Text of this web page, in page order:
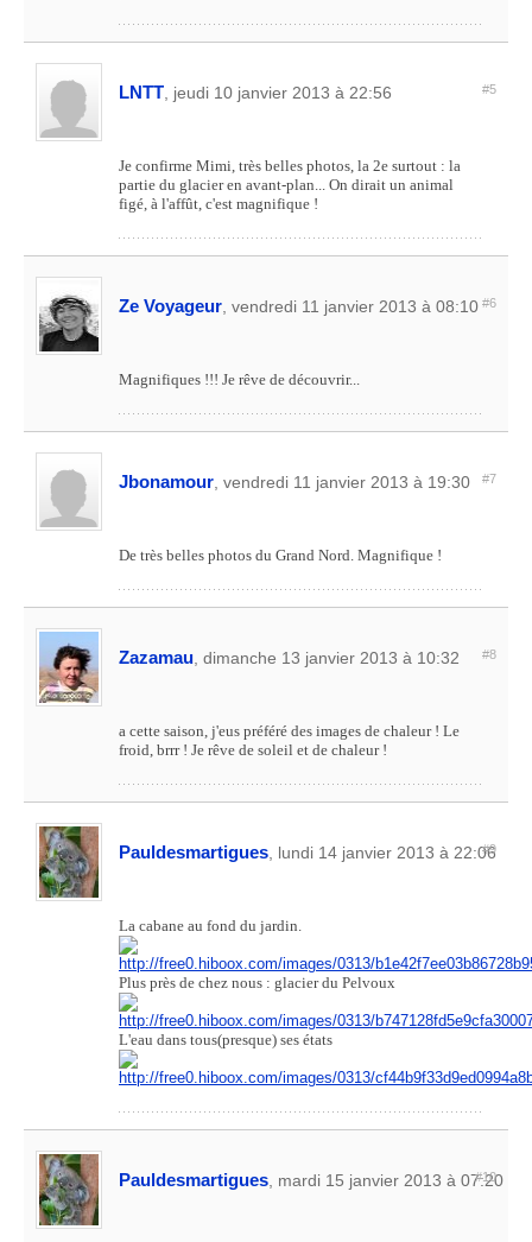
LNTT , jeudi 10 janvier 2013 à 22:56 #5
Je confirme Mimi, très belles photos, la 2e surtout : la
partie du glacier en avant-plan... On dirait un animal
figé, à l'affût, c'est magnifique !
Ze Voyageur , vendredi 11 janvier 2013 à 08:10 #6
Magnifiques !!! Je rêve de découvrir...
Jbonamour , vendredi 11 janvier 2013 à 19:30 #7
De très belles photos du Grand Nord. Magnifique !
Zazamau , dimanche 13 janvier 2013 à 10:32 #8
a cette saison, j'eus préféré des images de chaleur ! Le
froid, brrr ! Je rêve de soleil et de chaleur !
Pauldesmartigues , lundi 14 janvier 2013 à 22:06
#9
La cabane au fond du jardin.
Plus près de chez nous : glacier du Pelvoux
L'eau dans tous(presque) ses états
Pauldesmartigues , mardi 15 janvier 2013 à 07:20
#10